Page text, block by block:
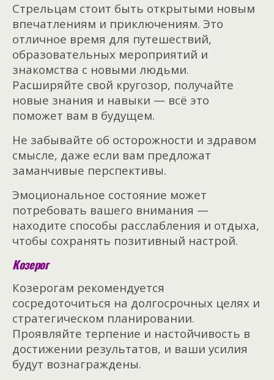
Стрельцам стоит быть открытыми новым
впечатлениям и приключениям. Это
отличное время для путешествий,
образовательных мероприятий и
знакомства с новыми людьми.
Расширяйте свой кругозор, получайте
новые знания и навыки — всё это
поможет вам в будущем.
Не забывайте об осторожности и здравом
смысле, даже если вам предложат
заманчивые перспективы.
Эмоциональное состояние может
потребовать вашего внимания —
находите способы расслабления и отдыха,
чтобы сохранять позитивный настрой.
Козерог
Козерогам рекомендуется
сосредоточиться на долгосрочных целях и
стратегическом планировании.
Проявляйте терпение и настойчивость в
достижении результатов, и ваши усилия
будут вознаграждены.